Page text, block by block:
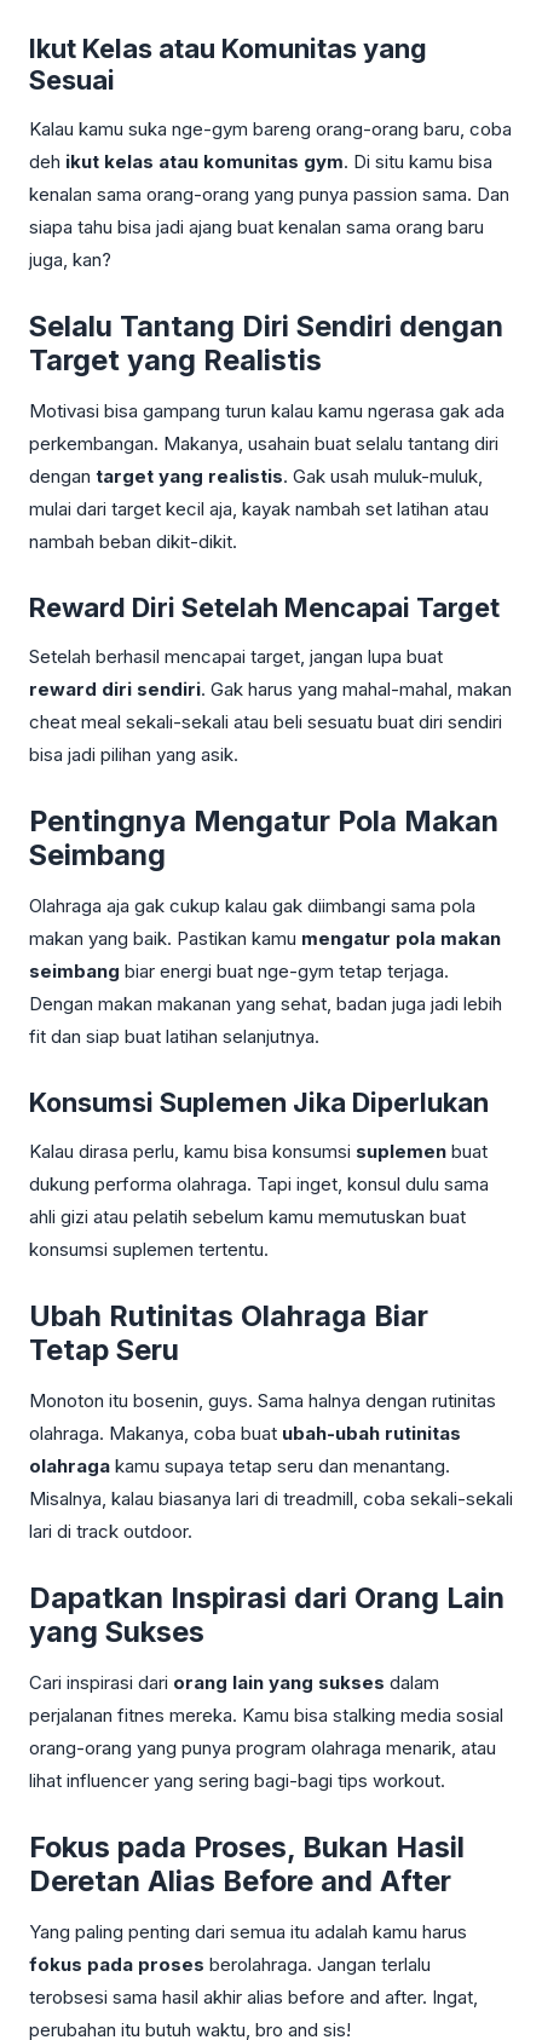
Ikut Kelas atau Komunitas yang
Sesuai
Kalau kamu suka nge-gym bareng orang-orang baru, coba
deh ikut kelas atau komunitas gym. Di situ kamu bisa
kenalan sama orang-orang yang punya passion sama. Dan
siapa tahu bisa jadi ajang buat kenalan sama orang baru
juga, kan?
Selalu Tantang Diri Sendiri dengan
Target yang Realistis
Motivasi bisa gampang turun kalau kamu ngerasa gak ada
perkembangan. Makanya, usahain buat selalu tantang diri
dengan target yang realistis. Gak usah muluk-muluk,
mulai dari target kecil aja, kayak nambah set latihan atau
nambah beban dikit-dikit.
Reward Diri Setelah Mencapai Target
Setelah berhasil mencapai target, jangan lupa buat
reward diri sendiri. Gak harus yang mahal-mahal, makan
cheat meal sekali-sekali atau beli sesuatu buat diri sendiri
bisa jadi pilihan yang asik.
Pentingnya Mengatur Pola Makan
Seimbang
Olahraga aja gak cukup kalau gak diimbangi sama pola
makan yang baik. Pastikan kamu mengatur pola makan
seimbang biar energi buat nge-gym tetap terjaga.
Dengan makan makanan yang sehat, badan juga jadi lebih
fit dan siap buat latihan selanjutnya.
Konsumsi Suplemen Jika Diperlukan
Kalau dirasa perlu, kamu bisa konsumsi suplemen buat
dukung performa olahraga. Tapi inget, konsul dulu sama
ahli gizi atau pelatih sebelum kamu memutuskan buat
konsumsi suplemen tertentu.
Ubah Rutinitas Olahraga Biar
Tetap Seru
Monoton itu bosenin, guys. Sama halnya dengan rutinitas
olahraga. Makanya, coba buat ubah-ubah rutinitas
olahraga kamu supaya tetap seru dan menantang.
Misalnya, kalau biasanya lari di treadmill, coba sekali-sekali
lari di track outdoor.
Dapatkan Inspirasi dari Orang Lain
yang Sukses
Cari inspirasi dari orang lain yang sukses dalam
perjalanan fitnes mereka. Kamu bisa stalking media sosial
orang-orang yang punya program olahraga menarik, atau
lihat influencer yang sering bagi-bagi tips workout.
Fokus pada Proses, Bukan Hasil
Deretan Alias Before and After
Yang paling penting dari semua itu adalah kamu harus
fokus pada proses berolahraga. Jangan terlalu
terobsesi sama hasil akhir alias before and after. Ingat,
perubahan itu butuh waktu, bro and sis!